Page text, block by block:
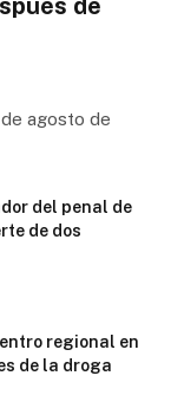
agosto de
del penal de
de dos
regional en
de la droga